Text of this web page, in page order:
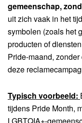
gemeenschap,
uit zich vaak in het
symbolen (zoals het
producten of
Pride-maand,
deze
Typisch voorbeeld:
tijdens Pride Month,